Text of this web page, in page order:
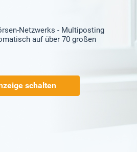
Netzwerks - Multiposting
auf über 70 großen
schalten